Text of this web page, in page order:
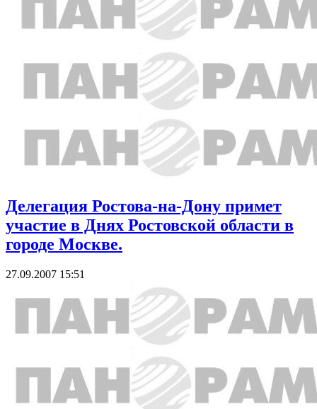
Делегация Ростова-на-Дону примет
участие в Днях Ростовской области в
городе Москве.
27.09.2007 15:51